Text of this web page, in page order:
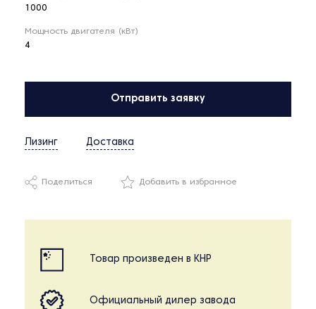
1000
Мощность двигателя (кВт)
4
Отправить заявку
Лизинг Доставка
Поделиться Добавить в избранное
Товар произведен в КНР
Официальный дилер завода